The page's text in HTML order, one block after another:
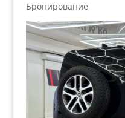
Бронирование